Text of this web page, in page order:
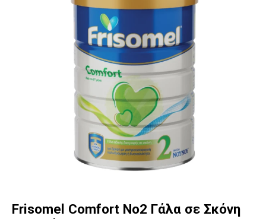
Frisomel Comfort No2 Γάλα σε Σκόνη